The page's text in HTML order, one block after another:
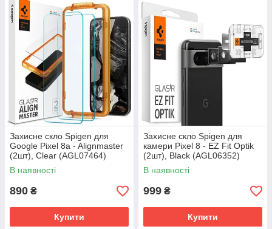
Захисне скло Spigen для
Google Pixel 8a - Alignmaster
(2шт), Clear (AGL07464)
В наявності
890 ₴
Купити
Захисне скло Spigen для
камери Pixel 8 - EZ Fit Optik
(2шт), Black (AGL06352)
В наявності
999 ₴
Купити